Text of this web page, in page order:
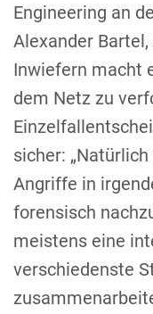
Engineering an
Alexander
Inwiefern macht
dem Netz zu
sicher:
Angriffe in
forensisch
meistens eine
verschiedenste